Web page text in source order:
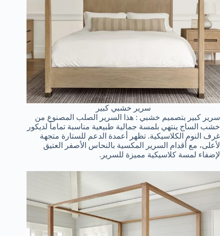
سرير خشبي كبير
سرير كبير بتصميم خشبي : هذا السرير الصلب المصنوع من
خشب الساج ينتهي بلمسة جمالية طبيعية مناسبة تماماً لديكور
غرف النوم الكلاسيكية. تظهر أعمدة الدعم للستارة متجهة
لأعلى، مع أقدام السرير المكسية بالنحاس الأصفر العتيق
لإضفاء لمسة كلاسيكية مميزة للسرير.